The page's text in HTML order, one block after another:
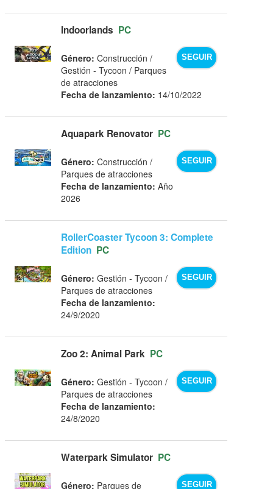
Indoorlands PC
SEGUIR
Género: Construcción /
Gestión - Tycoon / Parques
de atracciones
Fecha de lanzamiento: 14/10/2022
Aquapark Renovator PC
SEGUIR
Género: Construcción /
Parques de atracciones
Fecha de lanzamiento: Año
2026
RollerCoaster Tycoon 3: Complete
Edition PC
SEGUIR
Género: Gestión - Tycoon /
Parques de atracciones
Fecha de lanzamiento:
24/9/2020
Zoo 2: Animal Park PC
SEGUIR
Género: Gestión - Tycoon /
Parques de atracciones
Fecha de lanzamiento:
24/8/2020
Waterpark Simulator PC
SEGUIR
Género: Parques de